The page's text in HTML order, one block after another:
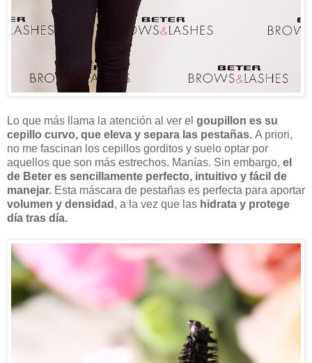
Lo que más llama la atención al ver el goupillon es su
cepillo curvo, que eleva y separa las pestañas. A priori,
no me fascinan los cepillos gorditos y suelo optar por
aquellos que son más estrechos. Manías. Sin embargo, el
de Beter es sencillamente perfecto, intuitivo y fácil de
manejar. Esta máscara de pestañas es perfecta para aportar
volumen y densidad , a la vez que las hidrata y protege
día tras día.